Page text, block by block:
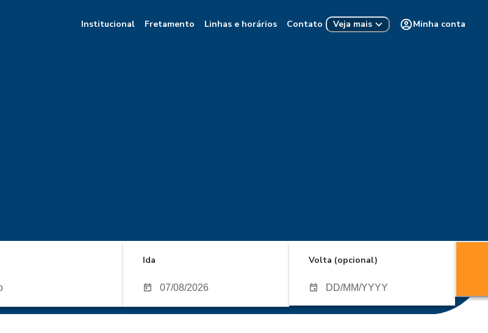
Institucional Fretamento Linhas e horários Contato Veja mais Minha conta
Ida Volta (opcional)